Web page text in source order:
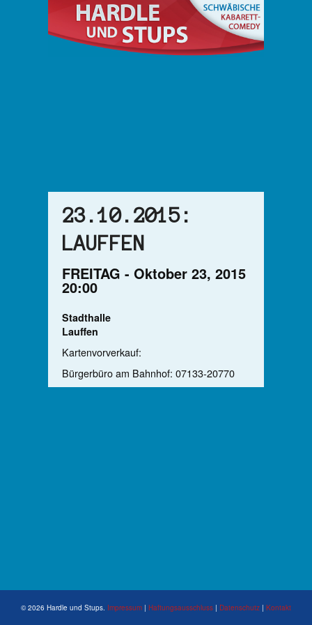
23.10.2015:
LAUFFEN
FREITAG - Oktober 23, 2015
20:00
Stadthalle
Lauffen
Kartenvorverkauf:
Bürgerbüro am Bahnhof: 07133-20770
© 2026 Hardle und Stups. Impressum | Haftungsausschluss | Datenschutz | Kontakt